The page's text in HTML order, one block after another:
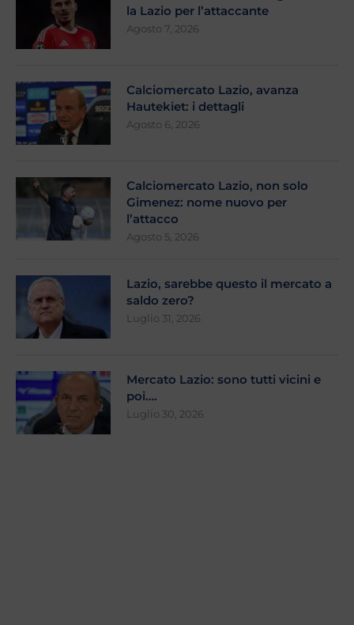
la Lazio per l’attaccante
Agosto 7, 2026
Calciomercato Lazio, avanza
Hautekiet: i dettagli
Agosto 6, 2026
Calciomercato Lazio, non solo
Gimenez: nome nuovo per
l’attacco
Agosto 5, 2026
Lazio, sarebbe questo il mercato a
saldo zero?
Luglio 31, 2026
Mercato Lazio: sono tutti vicini e
poi….
Luglio 30, 2026